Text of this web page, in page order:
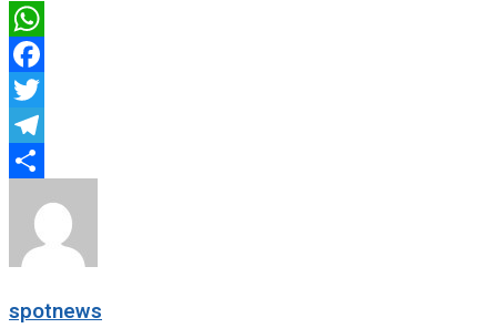
WhatsApp
Facebook
Twitter
Telegram
Share
spotnews